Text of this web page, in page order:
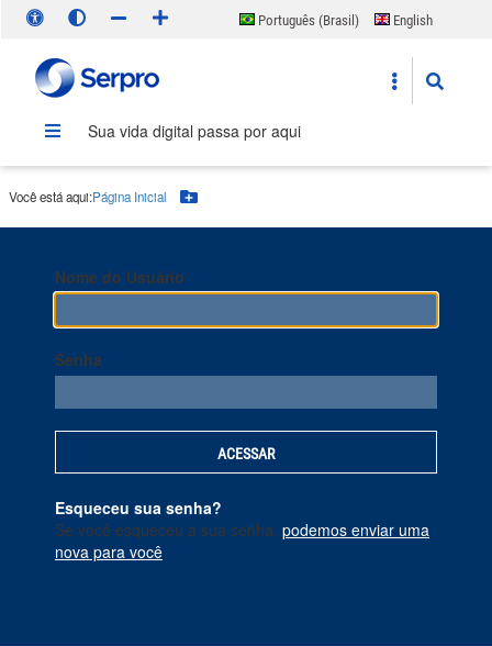
Português (Brasil)
English
Sua vida digital passa por aqui
Você está aqui:Página Inicial Botão Menu
Nome do Usuário
Senha
Esqueceu sua senha?
Se você esqueceu a sua senha, podemos enviar uma
nova para você